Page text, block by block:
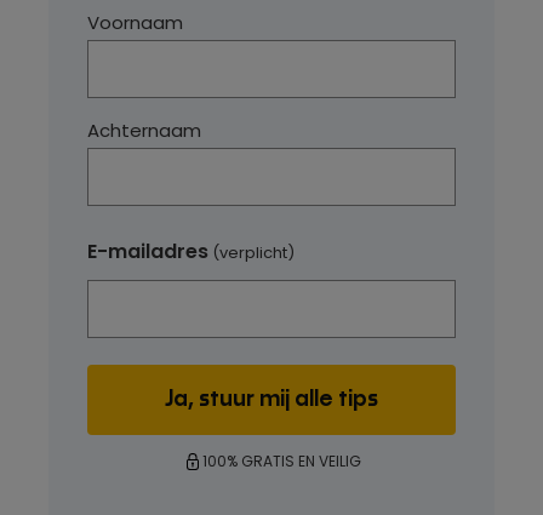
Voornaam
Achternaam
E-mailadres (verplicht)
100% GRATIS EN VEILIG